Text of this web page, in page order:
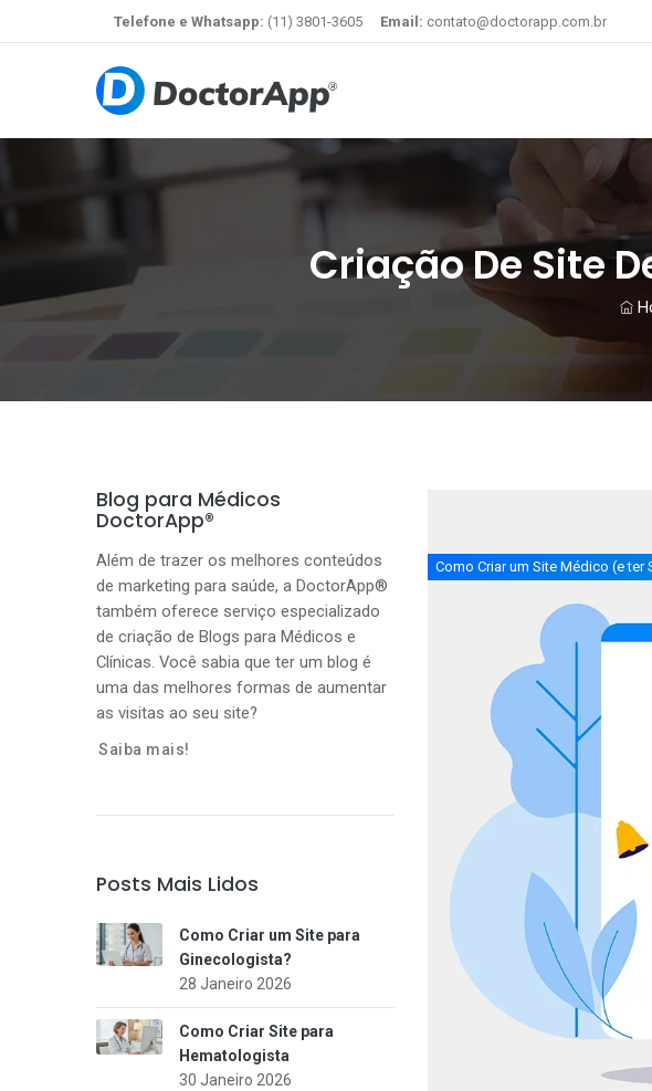
Telefone e Whatsapp: (11) 3801-3605 Email: contato@doctorapp.com.br
Criação De Site
Blog para Médicos
DoctorApp®
Além de trazer os melhores conteúdos
de marketing para saúde, a DoctorApp®
também oferece serviço especializado
de criação de Blogs para Médicos e
Clínicas. Você sabia que ter um blog é
uma das melhores formas de aumentar
as visitas ao seu site?
Saiba mais!
Posts Mais Lidos
Como Criar um Site para
Ginecologista?
28 Janeiro 2026
Como Criar Site para
Hematologista
30 Janeiro 2026
Como Criar um Site Médico (e ter